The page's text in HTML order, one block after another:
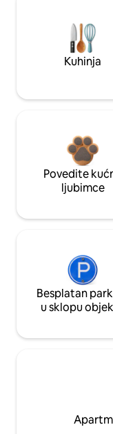
Kuhinja
Povedite
ljubimce
Besplatan
u sklopu